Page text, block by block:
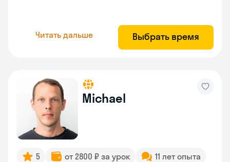
Читать дальше Выбрать время
Michael
5 от 2800 ₽ за урок
11 лет опыта